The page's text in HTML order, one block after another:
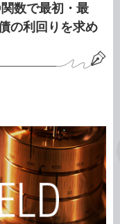
数で最初・最
の利回りを求め